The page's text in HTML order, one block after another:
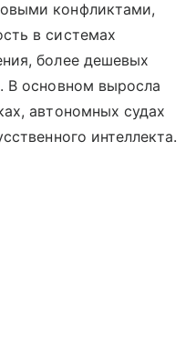
конфликтами,
в системах
более дешевых
В основном выросла
автономных судах
интеллекта.